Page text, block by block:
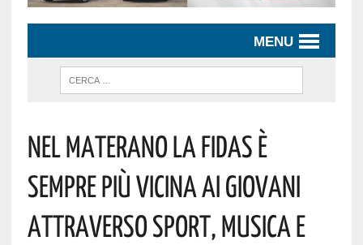
MENU
Nel Materano La Fidas È
Sempre Più Vicina Ai Giovani
Attraverso Sport, Musica E